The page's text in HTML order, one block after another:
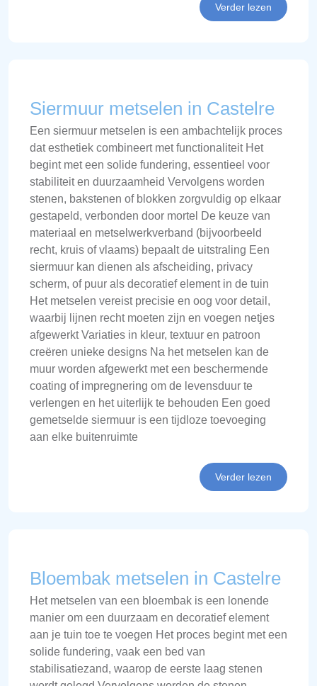
Verder lezen
Siermuur metselen in Castelre
Een siermuur metselen is een ambachtelijk proces
dat esthetiek combineert met functionaliteit Het
begint met een solide fundering, essentieel voor
stabiliteit en duurzaamheid Vervolgens worden
stenen, bakstenen of blokken zorgvuldig op elkaar
gestapeld, verbonden door mortel De keuze van
materiaal en metselwerkverband (bijvoorbeeld
recht, kruis of vlaams) bepaalt de uitstraling Een
siermuur kan dienen als afscheiding, privacy
scherm, of puur als decoratief element in de tuin
Het metselen vereist precisie en oog voor detail,
waarbij lijnen recht moeten zijn en voegen netjes
afgewerkt Variaties in kleur, textuur en patroon
creëren unieke designs Na het metselen kan de
muur worden afgewerkt met een beschermende
coating of impregnering om de levensduur te
verlengen en het uiterlijk te behouden Een goed
gemetselde siermuur is een tijdloze toevoeging
aan elke buitenruimte
Verder lezen
Bloembak metselen in Castelre
Het metselen van een bloembak is een lonende
manier om een duurzaam en decoratief element
aan je tuin toe te voegen Het proces begint met een
solide fundering, vaak een bed van
stabilisatiezand, waarop de eerste laag stenen